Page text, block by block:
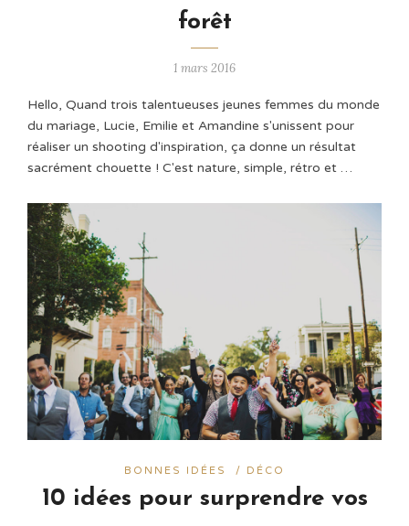
forêt
1 mars 2016
Hello, Quand trois talentueuses jeunes femmes du monde
du mariage, Lucie, Emilie et Amandine s'unissent pour
réaliser un shooting d'inspiration, ça donne un résultat
sacrément chouette ! C'est nature, simple, rétro et …
BONNES IDÉES / DÉCO
10 idées pour surprendre vos